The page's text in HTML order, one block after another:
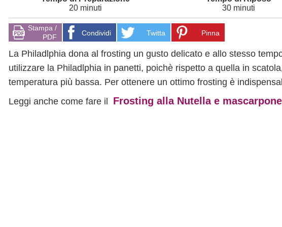
20 minuti 30 minuti
Stampa /
PDF
Condividi Twitta Pinna
La Philadlphia dona al frosting un gusto delicato e allo stesso
utilizzare la Philadlphia in panetti, poichè rispetto a quella in
temperatura più bassa. Per ottenere un ottimo frosting è
Leggi anche come fare il Frosting alla Nutella e mascarpone